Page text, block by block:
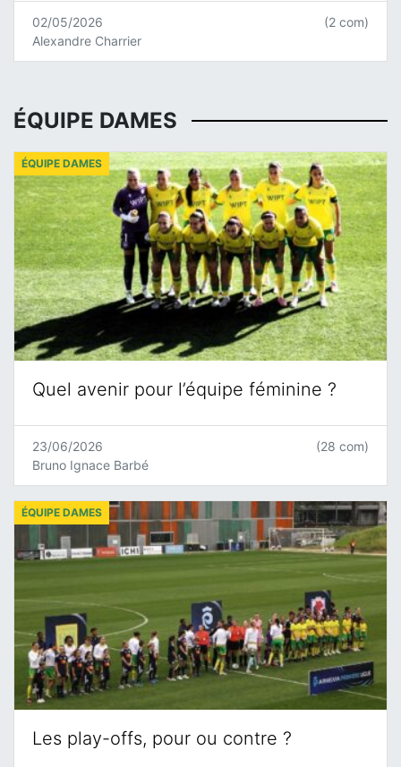
02/05/2026
Alexandre Charrier
(2 com)
ÉQUIPE DAMES
Quel avenir pour l’équipe féminine ?
ÉQUIPE DAMES
23/06/2026
Bruno Ignace Barbé
(28 com)
Les play-offs, pour ou contre ?
ÉQUIPE DAMES